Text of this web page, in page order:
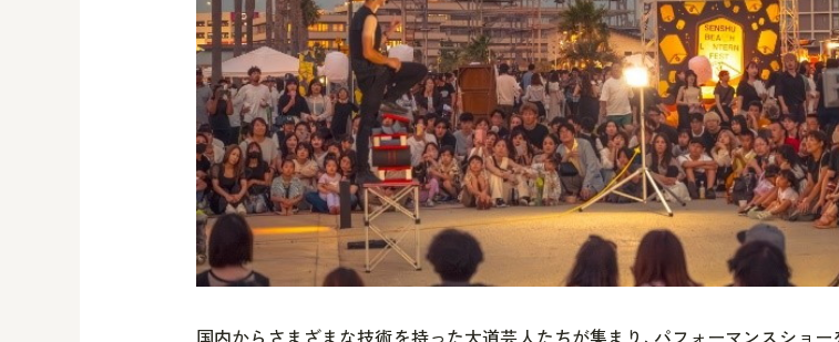
国内からさまざまな技術を持った大道芸人たちが集まり、パフォーマンスショー